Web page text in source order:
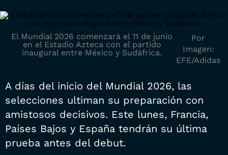
El Mundial 2026 comenzará el 11 de junio
en el Estadio Azteca con el partido
inaugural entre México y Sudáfrica.
Por
Imagen:
EFE/Adidas
A días del inicio del Mundial 2026, las
selecciones ultiman su preparación con
amistosos decisivos. Este lunes, Francia,
Países Bajos y España tendrán su última
prueba antes del debut.